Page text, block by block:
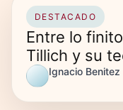
DESTACADO
Entre lo
Tillich y su
Ignacio Benitez